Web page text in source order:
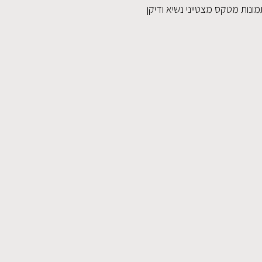
מטקס מצטייני נשיא ודיקן